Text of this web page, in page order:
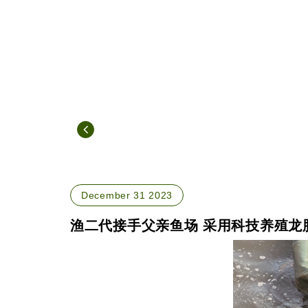
December 31 2023
渔二代接手父亲鱼场 采用科技养殖龙